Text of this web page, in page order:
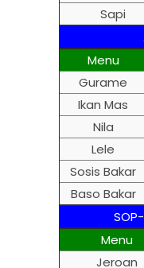
Sapi
Menu
Gurame
Ikan Mas
Nila
Lele
Sosis Bakar
Baso Bakar
SOP-
Menu
Jeroan